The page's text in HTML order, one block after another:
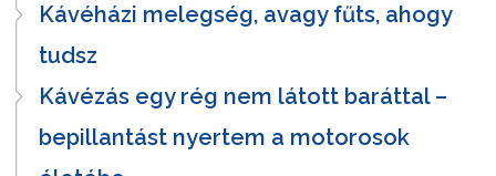
Kávéházi melegség, avagy fűts, ahogy
tudsz
Kávézás egy rég nem látott baráttal –
bepillantást nyertem a motorosok